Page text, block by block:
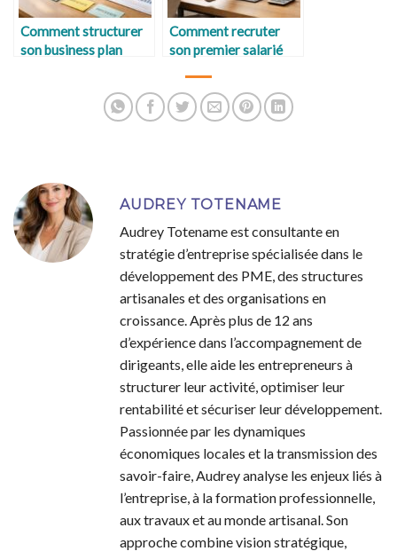
Comment structurer
son business plan
Comment recruter
son premier salarié
AUDREY TOTENAME
Audrey Totename est consultante en
stratégie d’entreprise spécialisée dans le
développement des PME, des structures
artisanales et des organisations en
croissance. Après plus de 12 ans
d’expérience dans l’accompagnement de
dirigeants, elle aide les entrepreneurs à
structurer leur activité, optimiser leur
rentabilité et sécuriser leur développement.
Passionnée par les dynamiques
économiques locales et la transmission des
savoir-faire, Audrey analyse les enjeux liés à
l’entreprise, à la formation professionnelle,
aux travaux et au monde artisanal. Son
approche combine vision stratégique,